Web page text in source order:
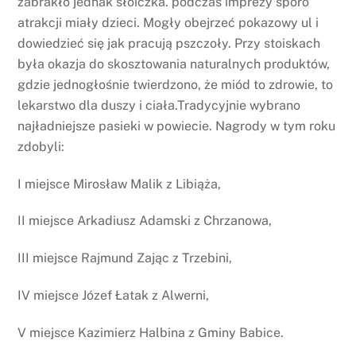
atrakcji miały dzieci. Mogły obejrzeć pokazowy ul i
dowiedzieć się jak pracują pszczoły. Przy stoiskach
była okazja do skosztowania naturalnych produktów,
gdzie jednogłośnie twierdzono, że miód to zdrowie, to
lekarstwo dla duszy i ciała.Tradycyjnie wybrano
najładniejsze pasieki w powiecie. Nagrody w tym roku
zdobyli:
I miejsce Mirosław Malik z Libiąża,
II miejsce Arkadiusz Adamski z Chrzanowa,
III miejsce Rajmund Zając z Trzebini,
IV miejsce Józef Łatak z Alwerni,
V miejsce Kazimierz Halbina z Gminy Babice.